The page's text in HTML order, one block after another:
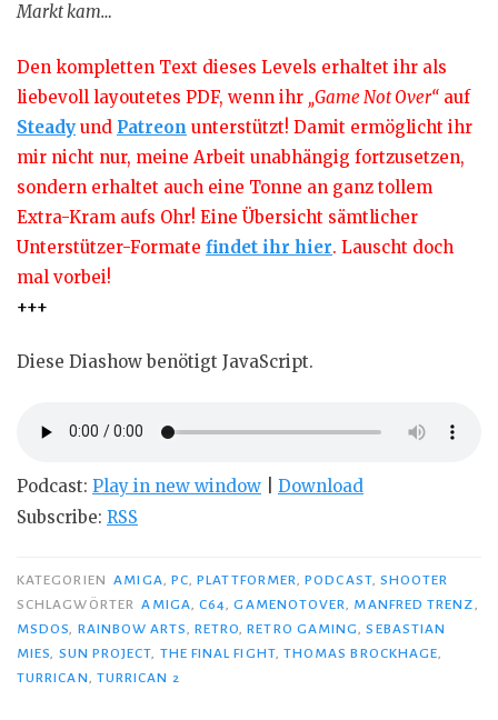
Markt kam…
Den kompletten Text dieses Levels erhaltet ihr als
liebevoll layoutetes PDF, wenn ihr „Game Not Over“ auf
Steady und Patreon unterstützt! Damit ermöglicht ihr
mir nicht nur, meine Arbeit unabhängig fortzusetzen,
sondern erhaltet auch eine Tonne an ganz tollem
Extra-Kram aufs Ohr! Eine Übersicht sämtlicher
Unterstützer-Formate findet ihr hier. Lauscht doch
mal vorbei!
+++
Diese Diashow benötigt JavaScript.
Podcast: Play in new window
Download
Subscribe: RSS
KATEGORIEN AMIGA, PC,PLATTFORMER,PODCAST, SHOOTER
SCHLAGWÖRTER AMIGA, C64,GAMENOTOVER, MANFRED TRENZ,
MSDOS, RAINBOW ARTS, RETRO,RETRO GAMING,SEBASTIAN
MIES, SUN PROJECT, THE FINAL FIGHT, THOMAS BROCKHAGE,
TURRICAN, TURRICAN 2